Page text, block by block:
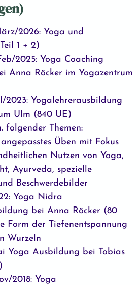
2026: Yoga und
1 + 2)
2025: Yoga Coaching
Anna Röcker im Yogazentrum
2023: Yogalehrerausbildung
Ulm (840 UE)
folgender Themen:
Üben mit Fokus
Nutzen von Yoga,
Ayurveda, spezielle
Beschwerdebilder
Yoga Nidra
bei Anna Röcker (80
Form der Tiefenentspannung
Wurzeln
Yoga Ausbildung bei Tobias
2018: Yoga